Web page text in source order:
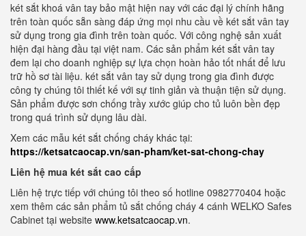
két sắt khoá vân tay bảo mật hiện nay với các đại lý chính hãng
trên toàn quốc sẵn sàng đáp ứng mọi nhu cầu về két sắt vân tay
sử dụng trong gia đình trên toàn quốc. Với công nghệ sản xuất
hiện đại hàng đầu tại việt nam. Các sản phẩm két sắt vân tay
đem lại cho doanh nghiệp sự lựa chọn hoàn hảo tốt nhất để lưu
trữ hồ sơ tài liệu. két sắt vân tay sử dụng trong gia đình được
công ty chúng tôi thiết kế với sự tinh giản và thuận tiện sử dụng.
Sản phẩm được sơn chống trầy xước giúp cho tủ luôn bền đẹp
trong quá trình sử dụng lâu dài.
Xem các mẫu két sắt chống cháy khác tại:
https://ketsatcaocap.vn/san-pham/ket-sat-chong-chay
Liên hệ mua két sắt cao cấp
Liên hệ trực tiếp với chúng tôi theo số hotline 0982770404 hoặc
xem thêm các sản phẩm tủ sắt chống cháy 4 cánh WELKO Safes
Cabinet tại website www.ketsatcaocap.vn.